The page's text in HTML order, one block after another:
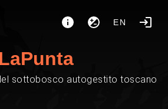
EN
LaPunta
sottobosco autogestito toscano